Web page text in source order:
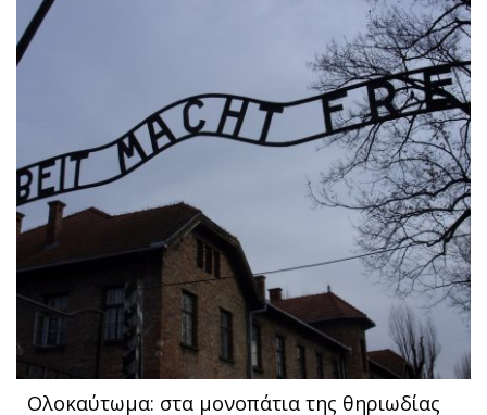
Ολοκαύτωμα: στα μονοπάτια της θηριωδίας